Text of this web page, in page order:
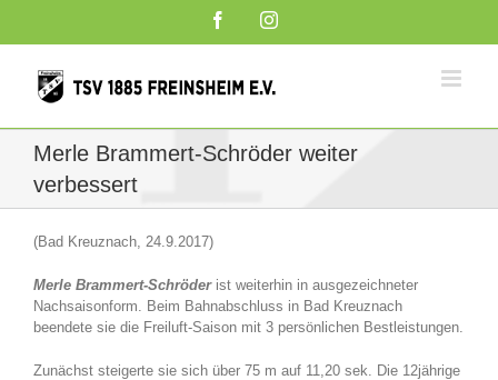
FacebookInstagram
Merle Brammert-Schröder weiter
verbessert
(Bad Kreuznach, 24.9.2017)
Merle Brammert-Schröderist weiterhin in ausgezeichneter
Nachsaisonform. Beim Bahnabschluss in Bad Kreuznach
beendete sie die Freiluft-Saison mit 3 persönlichen Bestleistungen.
Zunächst steigerte sie sich über 75 m auf 11,20 sek. Die 12jährige